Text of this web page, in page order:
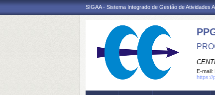
SIGAA - Sistema Integrado de Gestão de Atividades
E-mail:
https://